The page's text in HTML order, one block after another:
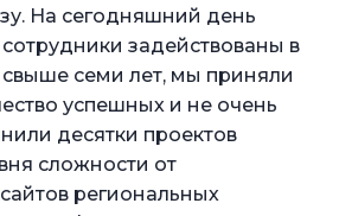
На сегодняшний день
задействованы в
свыше семи лет, мы приняли
успешных и не очень
десятки проектов
сложности от
региональных